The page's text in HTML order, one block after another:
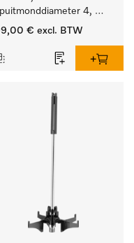
4,
90 mm, 5 stuks
€ excl. BTW